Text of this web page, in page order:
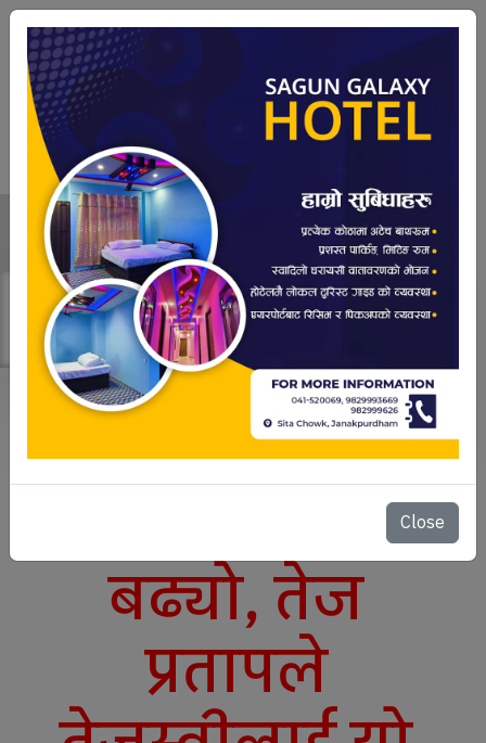
२२ श्रावण २०८३,Friday |05:05:03 AM
Close
लालू यादवका दुवै
छोराबीच दरार
बढ्यो, तेज
प्रतापले